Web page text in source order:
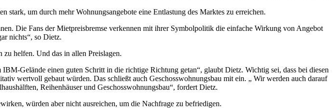
stark, um durch mehr Wohnungsangebote eine Entlastung des Marktes zu erreichen.
Die Fans der Mietpreisbremse verkennen mit ihrer Symbolpolitik die einfache Wirkung von Angebot
nichts“, so Dietz.
helfen. Und das in allen Preislagen.
Gelände einen guten Schritt in die richtige Richtung getan“, glaubt Dietz. Wichtig sei, dass bei diesen
wertvoll gebaut würden. Das schließt auch Geschosswohnungsbau mit ein. „ Wir werden auch darauf
Reihenhäuser und Geschosswohnungsbau“, fordert Dietz.
würden aber nicht ausreichen, um die Nachfrage zu befriedigen.